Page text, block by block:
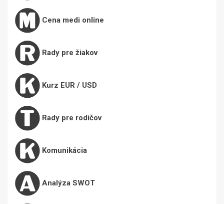
Cena medi online
Rady pre žiakov
Kurz EUR / USD
Rady pre rodičov
Komunikácia
Analýza SWOT